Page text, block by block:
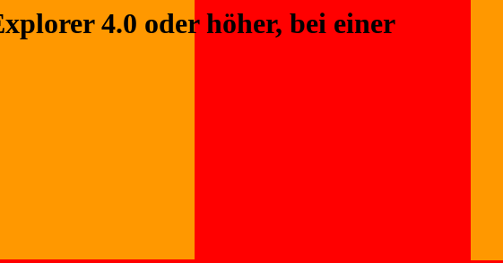
4.0 oder höher, bei einer